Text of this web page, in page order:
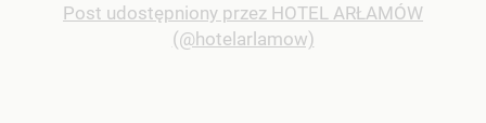
Post udostępniony przez HOTEL ARŁAMÓW
(@hotelarlamow)